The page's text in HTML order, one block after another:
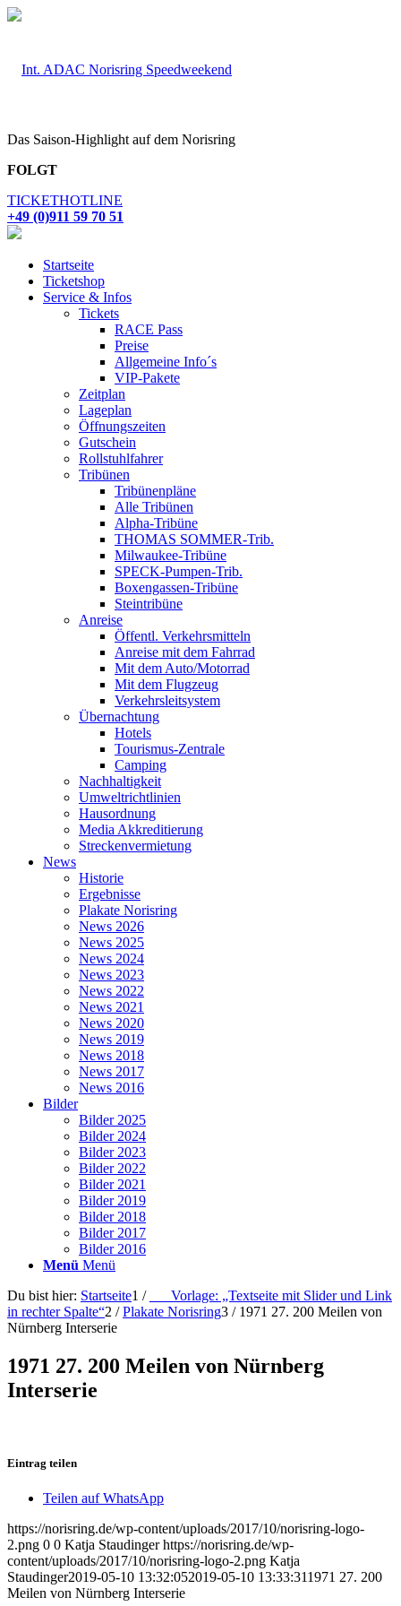
Das Saison-Highlight auf dem Norisring
FOLGT
TICKETHOTLINE
+49 (0)911 59 70 51
Startseite
Ticketshop
Service & Infos
Tickets
RACE Pass
Preise
Allgemeine Info´s
VIP-Pakete
Zeitplan
Lageplan
Öffnungszeiten
Gutschein
Rollstuhlfahrer
Tribünen
Tribünenpläne
Alle Tribünen
Alpha-Tribüne
THOMAS SOMMER-Trib.
Milwaukee-Tribüne
SPECK-Pumpen-Trib.
Boxengassen-Tribüne
Steintribüne
Anreise
Öffentl. Verkehrsmitteln
Anreise mit dem Fahrrad
Mit dem Auto/Motorrad
Mit dem Flugzeug
Verkehrsleitsystem
Übernachtung
Hotels
Tourismus-Zentrale
Camping
Nachhaltigkeit
Umweltrichtlinien
Hausordnung
Media Akkreditierung
Streckenvermietung
News
Historie
Ergebnisse
Plakate Norisring
News 2026
News 2025
News 2024
News 2023
News 2022
News 2021
News 2020
News 2019
News 2018
News 2017
News 2016
Bilder
Bilder 2025
Bilder 2024
Bilder 2023
Bilder 2022
Bilder 2021
Bilder 2019
Bilder 2018
Bilder 2017
Bilder 2016
Menü Menü
Du bist hier: Startseite1 /
___Vorlage: „Textseite mit Slider und Link
in rechter Spalte“2 / Plakate Norisring3 / 1971 27. 200 Meilen von
Nürnberg Interserie
1971 27. 200 Meilen von Nürnberg
Interserie
Eintrag teilen
Teilen auf WhatsApp
https://norisring.de/wp-content/uploads/2017/10/norisring-logo-
2.png 0 0 Katja Staudinger https://norisring.de/wp-
content/uploads/2017/10/norisring-logo-2.png Katja
Staudinger2019-05-10 13:32:052019-05-10 13:33:311971 27. 200
Meilen von Nürnberg Interserie